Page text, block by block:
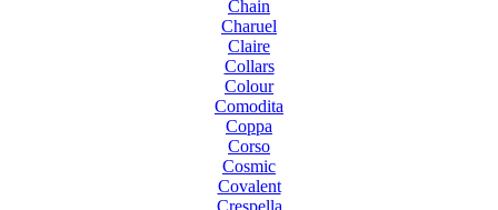
Chain
Charuel
Claire
Collars
Colour
Comodita
Coppa
Corso
Cosmic
Covalent
Crespella